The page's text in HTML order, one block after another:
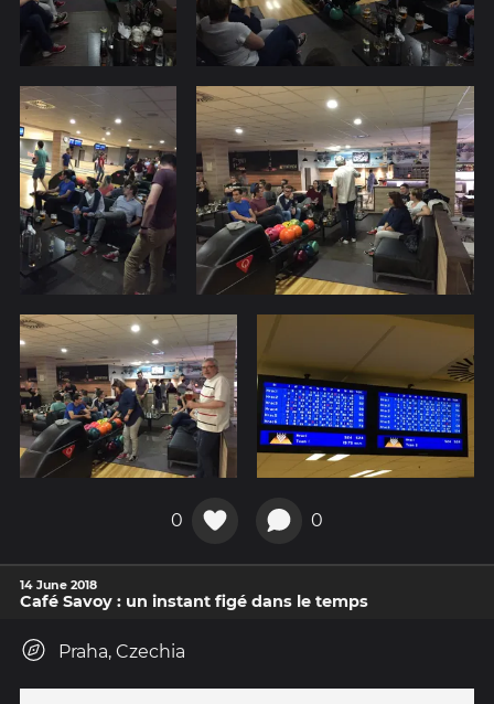
0 0
14 June 2018
Café Savoy : un instant figé dans le temps
Praha, Czechia